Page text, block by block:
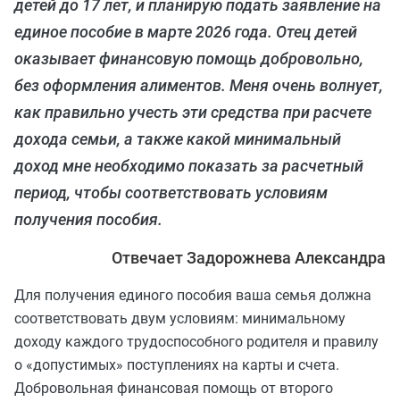
детей до 17 лет, и планирую подать заявление на
единое пособие в марте 2026 года. Отец детей
оказывает финансовую помощь добровольно,
без оформления алиментов. Меня очень волнует,
как правильно учесть эти средства при расчете
дохода семьи, а также какой минимальный
доход мне необходимо показать за расчетный
период, чтобы соответствовать условиям
получения пособия.
Отвечает Задорожнева Александра
Для получения единого пособия ваша семья должна
соответствовать двум условиям: минимальному
доходу каждого трудоспособного родителя и правилу
о «допустимых» поступлениях на карты и счета.
Добровольная финансовая помощь от второго